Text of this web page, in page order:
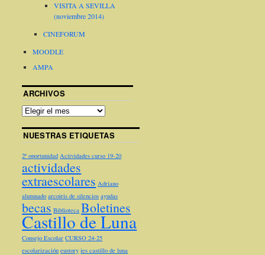
VISITA A SEVILLA
(noviembre 2014)
CINEFORUM
MOODLE
AMPA
ARCHIVOS
NUESTRAS ETIQUETAS
2ª oportunidad Actividades curso 19-20
actividades
extraescolares Adriano
alumnado arcoiris de silencios ayudas
becas Biblioteca Boletines
Castillo de Luna
Consejo Escolar CURSO 24-25
escolarización eustory ies castillo de luna